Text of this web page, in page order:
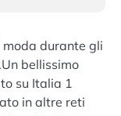
durante gli
bellissimo
su Italia 1
in altre reti